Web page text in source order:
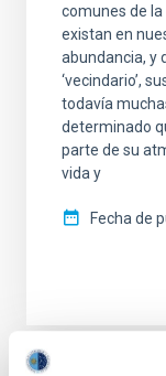
comunes de
existan en
abundancia, y
‘vecindario’,
todavía
determinado
parte de su
vida y
Fecha de